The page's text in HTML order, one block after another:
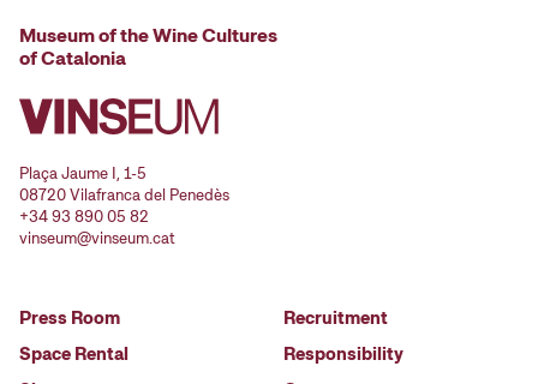
Museum of the Wine Cultures
of Catalonia
Plaça Jaume I, 1-5
08720 Vilafranca del Penedès
+34 93 890 05 82
vinseum@vinseum.cat
Press Room
Space Rental
Recruitment
Responsibility